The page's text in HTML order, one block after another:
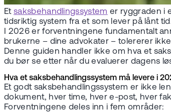
Et saksbehandlingssystem er ryggraden i
tidsriktig system fra et som lever på lånt
I 2026 er forventningene fundamentalt
brukerne – dine advokater – tolererer
Denne guiden handler ikke om hva et
du bør se etter når du evaluerer dagens
Hva et saksbehandlingssystem må levere i
Et godt saksbehandlingssystem er ikke
dokument, hver time, hver e-post, hver
Forventningene deles inn i fem områder: